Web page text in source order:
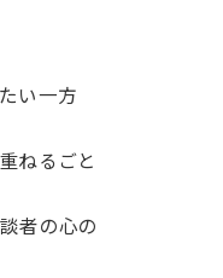
い一方
ねるごと
者の心の